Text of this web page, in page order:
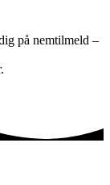
på nemtilmeld –